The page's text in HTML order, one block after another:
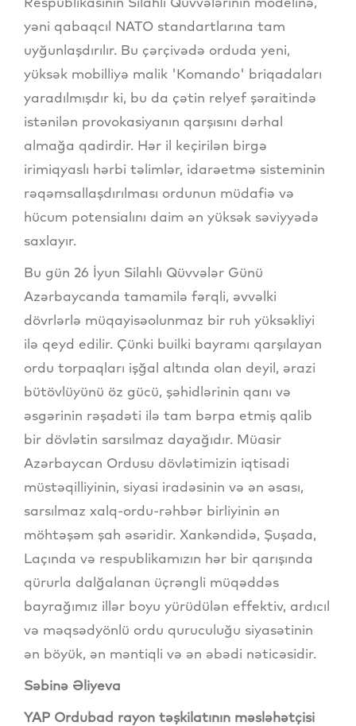
yəni qabaqcıl NATO standartlarına tam
uyğunlaşdırılır. Bu çərçivədə orduda yeni,
yüksək mobilliyə malik 'Komando' briqadaları
yaradılmışdır ki, bu da çətin relyef şəraitində
istənilən provokasiyanın qarşısını dərhal
almağa qadirdir. Hər il keçirilən birgə
irimiqyaslı hərbi təlimlər, idarəetmə sisteminin
rəqəmsallaşdırılması ordunun müdafiə və
hücum potensialını daim ən yüksək səviyyədə
saxlayır.
Bu gün 26 İyun Silahlı Qüvvələr Günü
Azərbaycanda tamamilə fərqli, əvvəlki
dövrlərlə müqayisəolunmaz bir ruh yüksəkliyi
ilə qeyd edilir. Çünki builki bayramı qarşılayan
ordu torpaqları işğal altında olan deyil, ərazi
bütövlüyünü öz gücü, şəhidlərinin qanı və
əsgərinin rəşadəti ilə tam bərpa etmiş qalib
bir dövlətin sarsılmaz dayağıdır. Müasir
Azərbaycan Ordusu dövlətimizin iqtisadi
müstəqilliyinin, siyasi iradəsinin və ən əsası,
sarsılmaz xalq-ordu-rəhbər birliyinin ən
möhtəşəm şah əsəridir. Xankəndidə, Şuşada,
Laçında və respublikamızın hər bir qarışında
qürurla dalğalanan üçrəngli müqəddəs
bayrağımız illər boyu yürüdülən effektiv, ardıcıl
və məqsədyönlü ordu quruculuğu siyasətinin
ən böyük, ən məntiqli və ən əbədi nəticəsidir.
Səbinə Əliyeva
YAP Ordubad rayon təşkilatının məsləhətçisi